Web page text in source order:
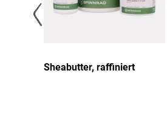
Sheabutter, raffiniert